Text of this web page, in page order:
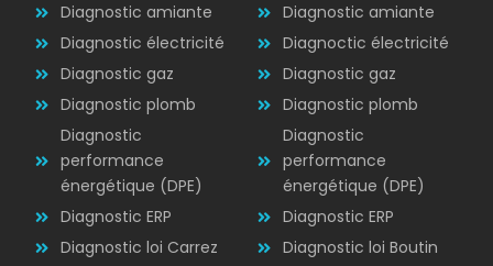
Diagnostic
ÉLECTRICITÉ
Diagnostic amiante
Diagnostic électricité
Diagnostic gaz
Diagnostic plomb
Diagnostic
performance
énergétique (DPE)
Diagnostic ERP
Diagnostic loi Carrez
Diagnostic amiante
Diagnoctic électricité
Diagnostic gaz
Diagnostic plomb
Diagnostic
performance
énergétique (DPE)
Diagnostic ERP
Diagnostic loi Boutin